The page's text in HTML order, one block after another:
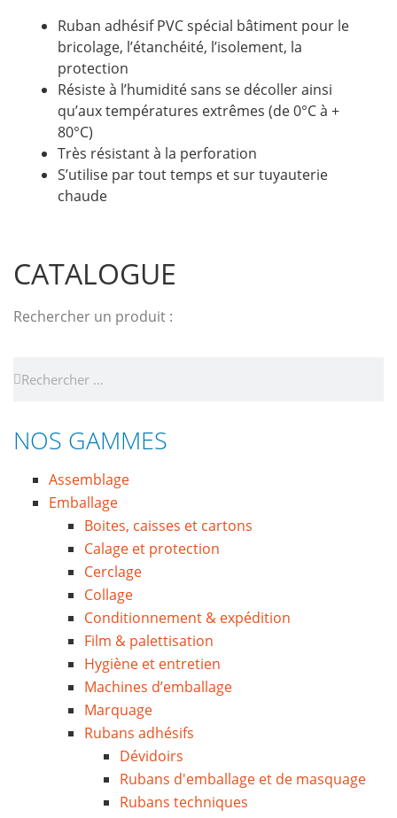
CATALOGUE
Rechercher un produit :
NOS GAMMES
Assemblage
Emballage
Boites, caisses et cartons
Calage et protection
Cerclage
Collage
Conditionnement & expédition
Film & palettisation
Hygiène et entretien
Machines d’emballage
Marquage
Rubans adhésifs
Dévidoirs
Rubans d'emballage et de masquage
Rubans techniques
Ruban adhésif PVC spécial bâtiment pour le
bricolage, l’étanchéité, l’isolement, la
protection
Résiste à l’humidité sans se décoller ainsi
qu’aux températures extrêmes (de 0°C à +
80°C)
Très résistant à la perforation
S’utilise par tout temps et sur tuyauterie
chaude